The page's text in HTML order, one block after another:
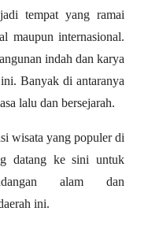
tempat yang ramai
maupun internasional.
indah dan karya
Banyak di antaranya
lalu dan bersejarah.
wisata yang populer di
datang ke sini untuk
alam dan
ini.